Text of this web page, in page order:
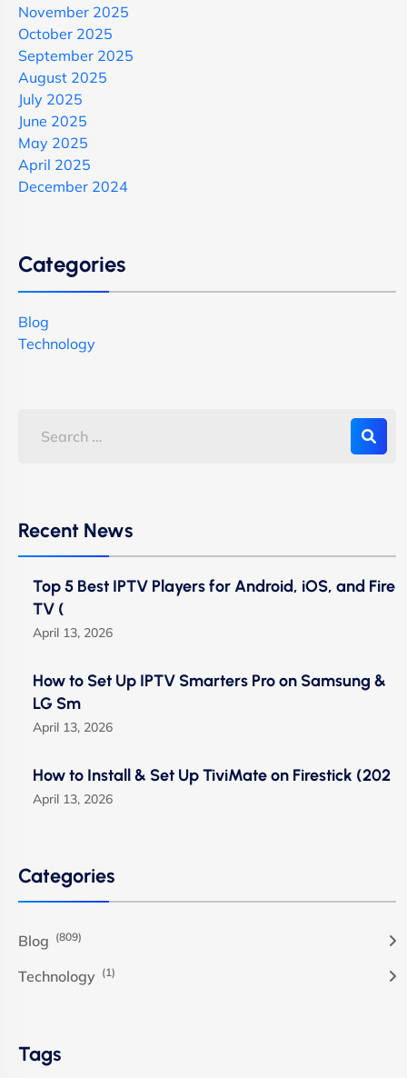
November 2025
October 2025
September 2025
August 2025
July 2025
June 2025
May 2025
April 2025
December 2024
Categories
Blog
Technology
Recent News
Top 5 Best IPTV Players for Android, iOS, and Fire
TV (
April 13, 2026
How to Set Up IPTV Smarters Pro on Samsung &
LG Sm
April 13, 2026
How to Install & Set Up TiviMate on Firestick (202
April 13, 2026
Categories
Blog (809)
Technology (1)
Tags